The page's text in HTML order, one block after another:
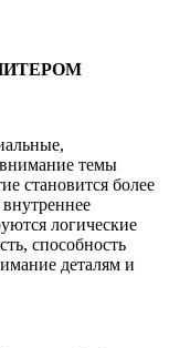
темы
становится более
логические
способность
деталям и